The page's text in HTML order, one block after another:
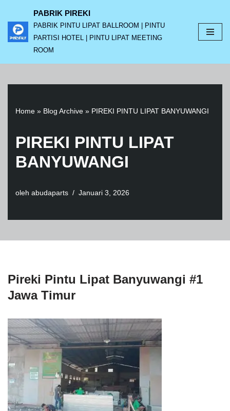
Lompat
ke
PABRIK PIREKI
PABRIK PINTU LIPAT BALLROOM | PINTU
PARTISI HOTEL | PINTU LIPAT MEETING
ROOM
Home » Blog Archive » PIREKI PINTU LIPAT BANYUWANGI
PIREKI PINTU LIPAT
BANYUWANGI
oleh abudaparts Januari 3, 2026
Pireki Pintu Lipat Banyuwangi #1
Jawa Timur